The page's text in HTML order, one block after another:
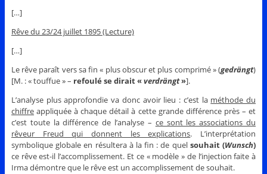
[…]
Rêve du 23/24 juillet 1895 (Lecture)
[…]
Le rêve paraît vers sa fin « plus obscur et plus comprimé » (gedrängt)
[M. : « touffue » – refoulé se dirait «verdrängt»].
L’analyse plus approfondie va donc avoir lieu : c’est la méthode du
chiffreappliquée à chaque détail à cette grande différence près – et
c’est toute la différence de l’analyse – ce sont les associations du
rêveur Freud qui donnent les explications. L’interprétation
symbolique globale en résultera à la fin : de quel souhait (Wunsch)
ce rêve est-il l’accomplissement. Et ce « modèle » de l’injection faite à
Irma démontre que le rêve est un accomplissement de souhait.